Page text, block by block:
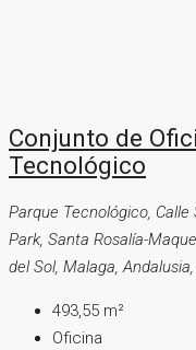
Conjunto de
Tecnológico
Parque Tecnológico,
Park, Santa Rosalía-
del Sol, Malaga,
493,55 m²
Oficina